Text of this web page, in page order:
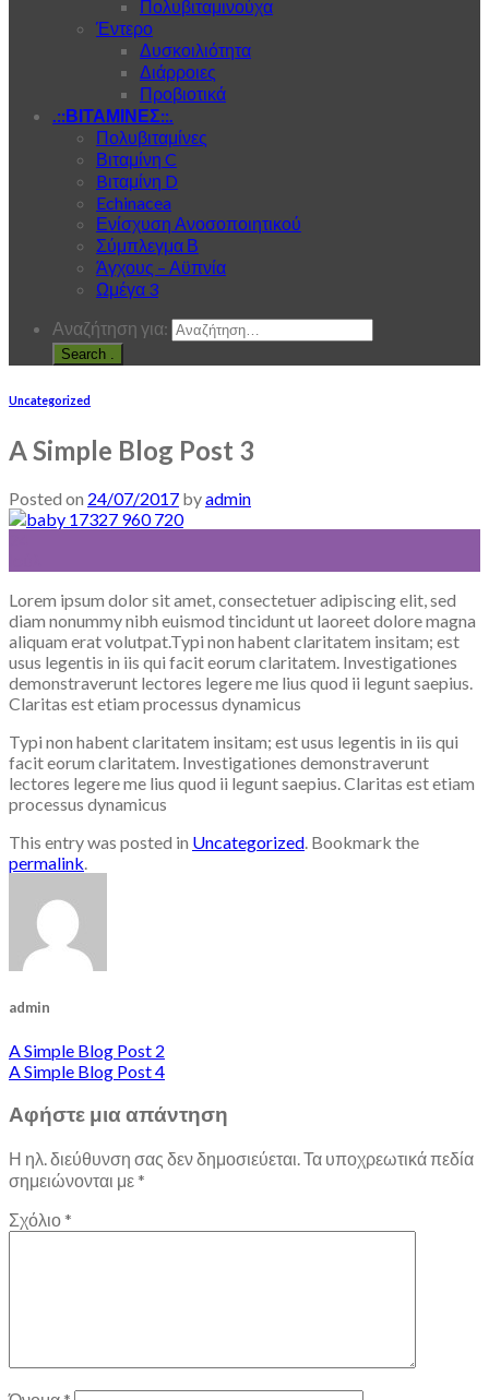
Πολυβιταμινούχα
Έντερο
Δυσκοιλιότητα
Διάρροιες
Προβιοτικά
.::ΒΙΤΑΜΙΝΕΣ::.
Πολυβιταμίνες
Βιταμίνη C
Bιταμίνη D
Echinacea
Ενίσχυση Ανοσοποιητικού
Σύμπλεγμα Β
Άγχους – Αϋπνία
Ωμέγα 3
Αναζήτηση για:
.
Uncategorized
A Simple Blog Post 3
Posted on 24/07/2017 byadmin
Lorem ipsum dolor sit amet, consectetuer adipiscing elit, sed
diam nonummy nibh euismod tincidunt ut laoreet dolore magna
aliquam erat volutpat.Typi non habent claritatem insitam; est
usus legentis in iis qui facit eorum claritatem. Investigationes
demonstraverunt lectores legere me lius quod ii legunt saepius.
Claritas est etiam processus dynamicus
Typi non habent claritatem insitam; est usus legentis in iis qui
facit eorum claritatem. Investigationes demonstraverunt
lectores legere me lius quod ii legunt saepius. Claritas est etiam
processus dynamicus
This entry was posted in Uncategorized. Bookmark the
permalink.
admin
A Simple Blog Post 2
A Simple Blog Post 4
Αφήστε μια απάντηση
Η ηλ. διεύθυνση σας δεν δημοσιεύεται. Τα υποχρεωτικά πεδία
σημειώνονται με*
Σχόλιο*